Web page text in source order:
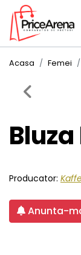
Acasa Femei
Previous
Producator:
Anunta-